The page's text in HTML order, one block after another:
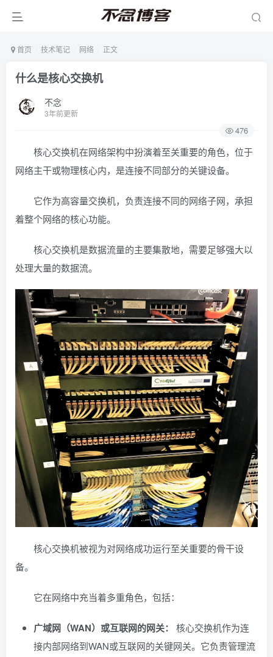
首页 技术笔记 网络 正文
什么是核心交换机
不念
3年前更新
476
核心交换机在网络架构中扮演着至关重要的角色，位于
网络主干或物理核心内，是连接不同部分的关键设备。
它作为高容量交换机，负责连接不同的网络子网，承担
着整个网络的核心功能。
核心交换机是数据流量的主要集散地，需要足够强大以
处理大量的数据流。
核心交换机被视为对网络成功运行至关重要的骨干设
备。
它在网络中充当着多重角色，包括：
广域网（WAN）或互联网的网关：
核心交换机作为连
接内部网络到WAN或互联网的关键网关。它负责管理流